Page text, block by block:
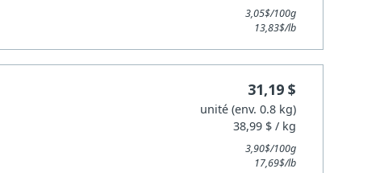
3,05$/100g
13,83$/lb
31,19 $
unité (env. 0.8 kg)
38,99 $ / kg
3,90$/100g
17,69$/lb